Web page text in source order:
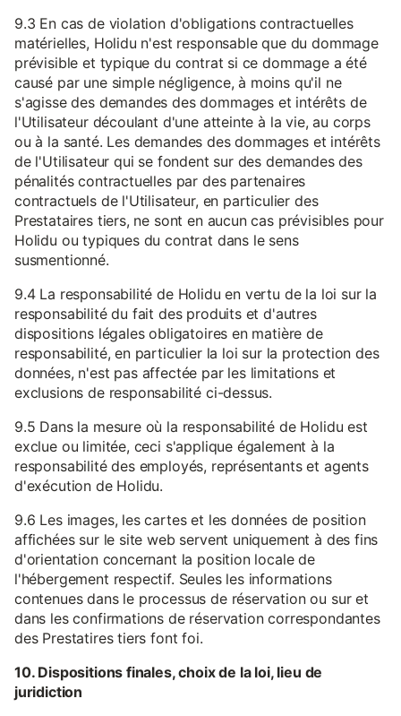
9.3 En cas de violation d'obligations contractuelles
matérielles, Holidu n'est responsable que du dommage
prévisible et typique du contrat si ce dommage a été
causé par une simple négligence, à moins qu'il ne
s'agisse des demandes des dommages et intérêts de
l'Utilisateur découlant d'une atteinte à la vie, au corps
ou à la santé. Les demandes des dommages et intérêts
de l'Utilisateur qui se fondent sur des demandes des
pénalités contractuelles par des partenaires
contractuels de l'Utilisateur, en particulier des
Prestataires tiers, ne sont en aucun cas prévisibles pour
Holidu ou typiques du contrat dans le sens
susmentionné.
9.4 La responsabilité de Holidu en vertu de la loi sur la
responsabilité du fait des produits et d'autres
dispositions légales obligatoires en matière de
responsabilité, en particulier la loi sur la protection des
données, n'est pas affectée par les limitations et
exclusions de responsabilité ci-dessus.
9.5 Dans la mesure où la responsabilité de Holidu est
exclue ou limitée, ceci s'applique également à la
responsabilité des employés, représentants et agents
d'exécution de Holidu.
9.6 Les images, les cartes et les données de position
affichées sur le site web servent uniquement à des fins
d'orientation concernant la position locale de
l'hébergement respectif. Seules les informations
contenues dans le processus de réservation ou sur et
dans les confirmations de réservation correspondantes
des Prestatires tiers font foi.
10. Dispositions finales, choix de la loi, lieu de
juridiction